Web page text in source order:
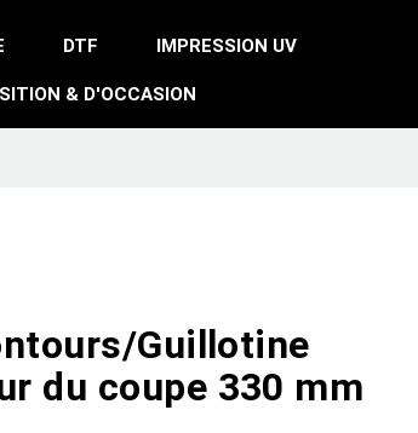
DTF IMPRESSION UV
& D'OCCASION
Guillotine
du coupe 330 mm